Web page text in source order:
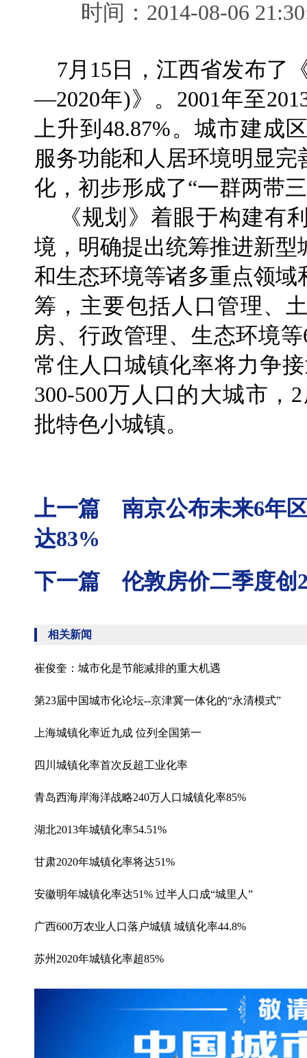
时间：2014-08-06
7月15日，江西省发布了
—2020年)》。2001年至
上升到48.87%。城市建成
服务功能和人居环境明显
化，初步形成了“一群两带
《规划》着眼于构建有
境，明确提出统筹推进新
和生态环境等诸多重点领
筹，主要包括人口管理、
房、行政管理、生态环境
常住人口城镇化率将力争
300-500万人口的大城市，
批特色小城镇。
上一篇 南京公布未来6年
达83%
下一篇 伦敦房价二季度创
相关新闻
崔俊奎：城市化是节能减排的重大机遇
第23届中国城市化论坛--京津冀一体化的“永清模式”
上海城镇化率近九成 位列全国第一
四川城镇化率首次反超工业化率
青岛西海岸海洋战略240万人口城镇化率85%
湖北2013年城镇化率54.51%
甘肃2020年城镇化率将达51%
安徽明年城镇化率达51% 过半人口成“城里人”
广西600万农业人口落户城镇 城镇化率44.8%
苏州2020年城镇化率超85%